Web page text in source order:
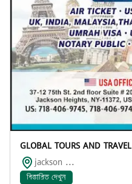
GLOBAL TOURS AND TRAVEL
jackson ...
বিস্তারিত দেখুন